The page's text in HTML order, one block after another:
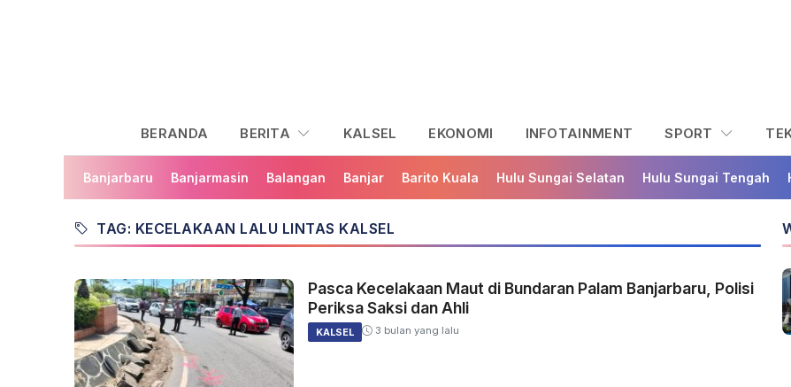
BERANDA BERITA KALSEL EKONOMI INFOTAINMENT SPORT
Banjarbaru Banjarmasin Balangan Banjar Barito Kuala Hulu Sungai Selatan Hulu Sungai Tengah
TAG: KECELAKAAN LALU LINTAS KALSEL
Pasca Kecelakaan Maut di Bundaran Palam Banjarbaru, Polisi
Periksa Saksi dan Ahli
KALSEL 3 bulan yang lalu